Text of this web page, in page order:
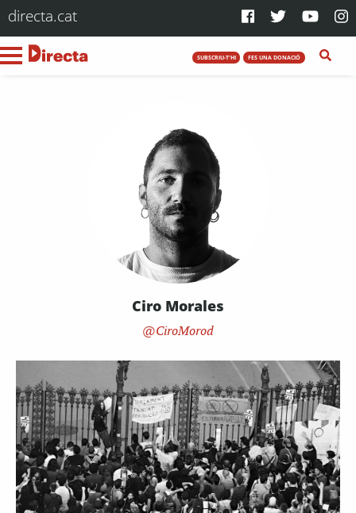
directa.cat
SUBSCRIU-T'HI FES UNA DONACIÓ
Ciro Morales
CiroMorod